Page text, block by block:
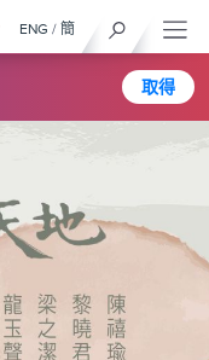
取得
ENG / 簡